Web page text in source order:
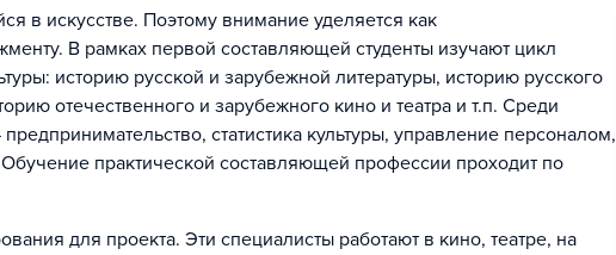
в искусстве. Поэтому внимание уделяется как
В рамках первой составляющей студенты изучают цикл
историю русской и зарубежной литературы, историю русского
отечественного и зарубежного кино и театра и т.п. Среди
статистика культуры, управление персоналом,
практической составляющей профессии проходит по
для проекта. Эти специалисты работают в кино, театре, на